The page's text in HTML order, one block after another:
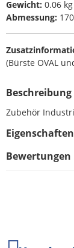
Gewicht: 0.06 kg
Abmessung:
(Bürste OVAL
Beschreibung
Zubehör
Eigenschaften
Bewertungen